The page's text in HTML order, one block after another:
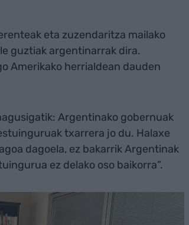
eta zuzendaritza mailako
guztiak argentinarrak dira.
Amerikako herrialdean dauden
Argentinako gobernuak
txarrera jo du. Halaxe
dagoela, ez bakarrik Argentinak
ez delako oso baikorra”.